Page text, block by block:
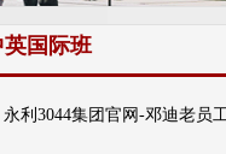
英国际班
永利3044集团官网-邓迪老员